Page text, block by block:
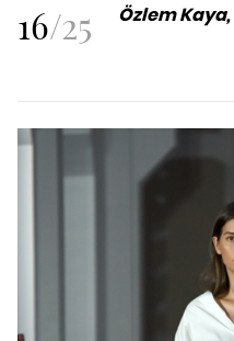
16/25 Özlem Kaya,